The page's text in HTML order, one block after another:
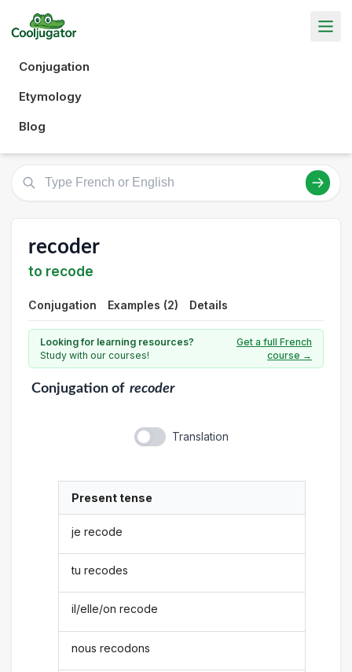
Conjugation
Etymology
Blog
recoder
to recode
Conjugation Examples (2) Details
Looking for learning resources?
Study with our courses!
Get a full French
course →
Conjugationof recoder
Translation
Present tense
je recode
tu recodes
il/elle/on recode
nous recodons